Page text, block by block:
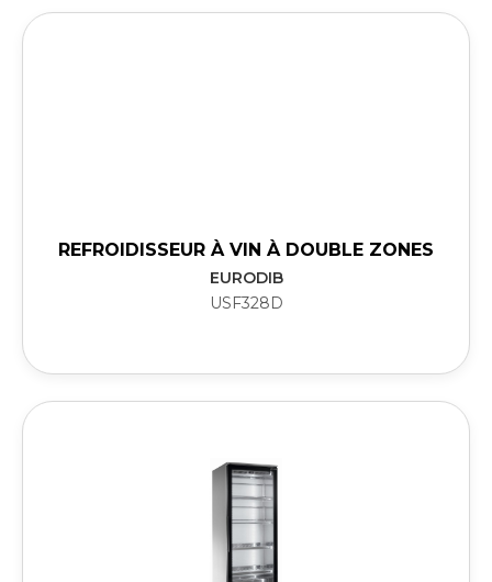
REFROIDISSEUR À VIN À DOUBLE ZONES
EURODIB
USF328D